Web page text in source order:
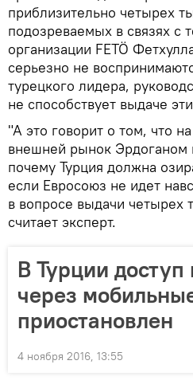
приблизительно четырех
подозреваемых в связях с
организации FETÖ
серьезно не
турецкого лидера,
не способствует выдаче
"А это говорит о том, что
внешней рынок Эрдоганом
почему Турция должна
если Евросоюз не идет
в вопросе выдачи четырех
считает эксперт.
В Турции доступ
через
приостановлен
4 ноября 2016, 13:55